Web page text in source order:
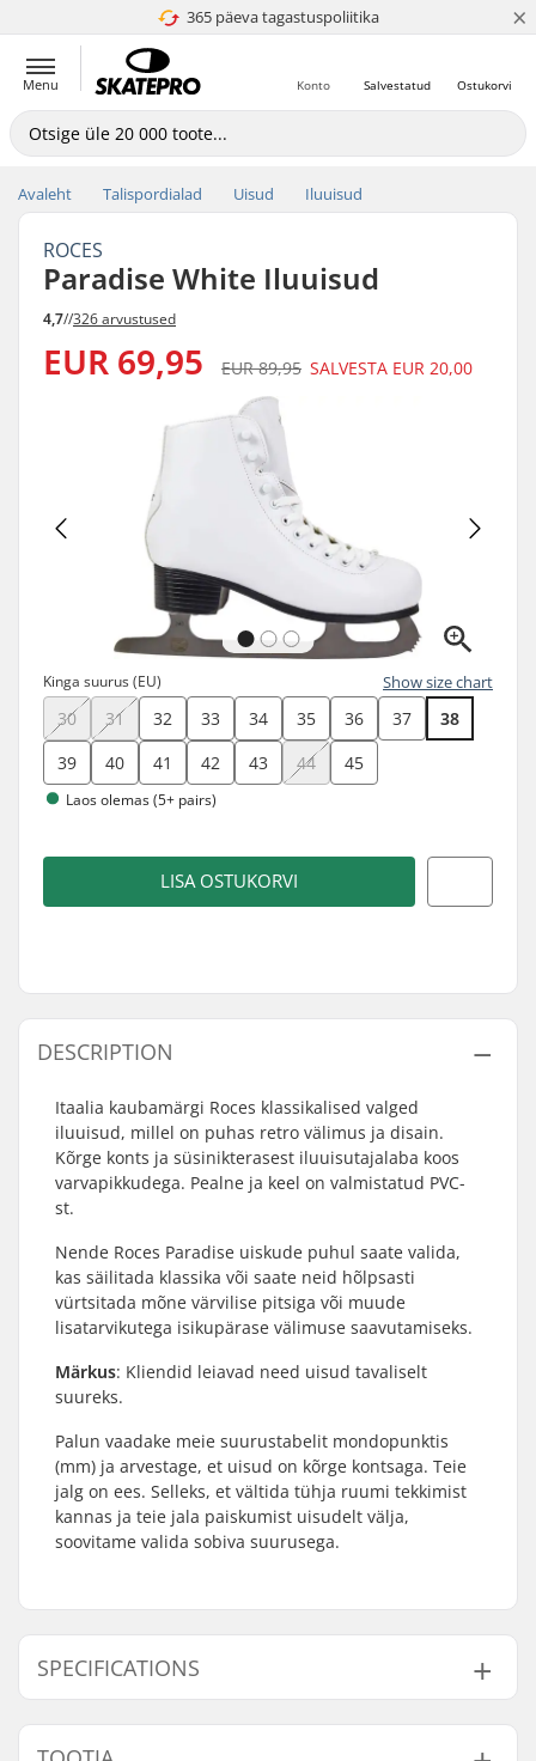
365 päeva tagastuspoliitika
4.8 paljaks 5 ×
Menu Ostukorvi
Salvestatud
Konto
Avaleht Talispordialad Uisud Iluuisud
ROCES
Paradise White Iluuisud
4,7//326 arvustused
EUR 69,95 EUR 89,95 SALVESTA EUR 20,00
Kinga suurus (EU) Show size chart
30 31 32 33 34 35 36 37
38
39
40 41 42 43 44 45
Laos olemas (5+ pairs)
LISA OSTUKORVI
DESCRIPTION
Itaalia kaubamärgi Roces klassikalised valged
iluuisud, millel on puhas retro välimus ja disain.
Kõrge konts ja süsinikterasest iluuisutajalaba koos
varvapikkudega. Pealne ja keel on valmistatud PVC-
st.
Nende Roces Paradise uiskude puhul saate valida,
kas säilitada klassika või saate neid hõlpsasti
vürtsitada mõne värvilise pitsiga või muude
lisatarvikutega isikupärase välimuse saavutamiseks.
Märkus: Kliendid leiavad need uisud tavaliselt
suureks.
Palun vaadake meie suurustabelit mondopunktis
(mm) ja arvestage, et uisud on kõrge kontsaga. Teie
jalg on ees. Selleks, et vältida tühja ruumi tekkimist
kannas ja teie jala paiskumist uisudelt välja,
soovitame valida sobiva suurusega.
SPECIFICATIONS
Boot / Shell tüüp:
One-piece, Soft